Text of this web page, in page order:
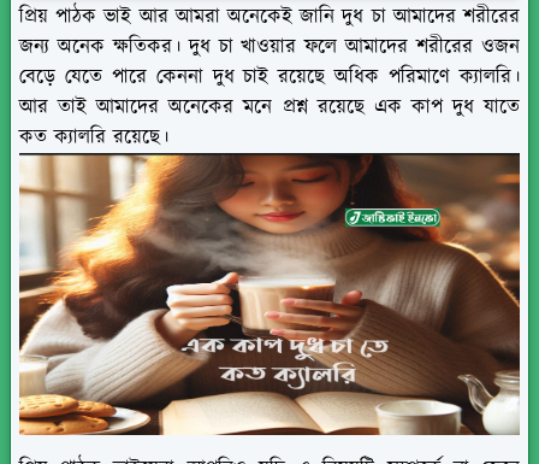
প্রিয় পাঠক ভাই আর আমরা অনেকেই জানি দুধ চা আমাদের শরীরের
জন্য অনেক ক্ষতিকর। দুধ চা খাওয়ার ফলে আমাদের শরীরের ওজন
বেড়ে যেতে পারে কেননা দুধ চাই রয়েছে অধিক পরিমাণে ক্যালরি।
আর তাই আমাদের অনেকের মনে প্রশ্ন রয়েছে এক কাপ দুধ যাতে
কত ক্যালরি রয়েছে।